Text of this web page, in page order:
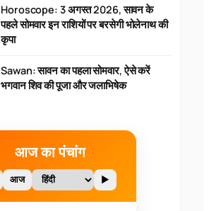
Horoscope: 3 अगस्त 2026, सावन के
पहले सोमवार इन राशियों पर बरसेगी भोलेनाथ की
कृपा
Sawan: सावन का पहला सोमवार, ऐसे करें
भगवान शिव की पूजा और जलाभिषेक
आज का पंचांग
आज ▶